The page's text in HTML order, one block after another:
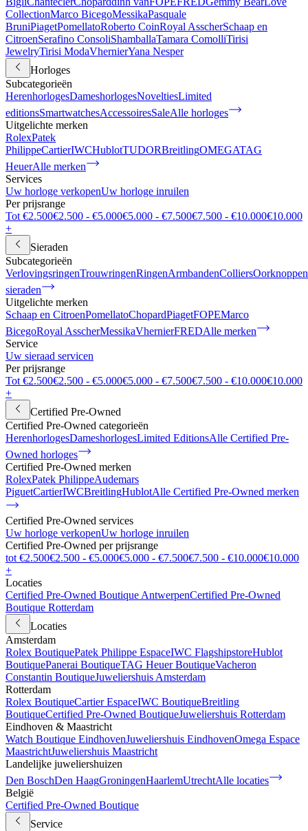
CollectionMarco BicegoMessikaPasquale
BruniPiagetPomellatoRoberto CoinRoyal AsscherSchaap en
CitroenSerafino ConsoliShamballaTamara ComolliTirisi
JewelryTirisi ModaVhernierYana Nesper
Horloges
Subcategorieën
HerenhorlogesDameshorlogesNoveltiesLimited
editionsSmartwatchesAccessoiresSaleAlle horloges
Uitgelichte merken
RolexPatek
PhilippeCartierIWCHublotTUDORBreitlingOMEGATAG
HeuerAlle merken
Services
Uw horloge verkopenUw horloge inruilen
Per prijsrange
Tot €2.500€2.500 - €5.000€5.000 - €7.500€7.500 - €10.000€10.000
+
Sieraden
Subcategorieën
VerlovingsringenTrouwringenRingenArmbandenColliersOorknoppen
sieraden
Uitgelichte merken
Schaap en CitroenPomellatoChopardPiagetFOPEMarco
BicegoRoyal AsscherMessikaVhernierFREDAlle merken
Service
Uw sieraad servicen
Per prijsrange
Tot €2.500€2.500 - €5.000€5.000 - €7.500€7.500 - €10.000€10.000
+
Certified Pre-Owned
Certified Pre-Owned categorieën
HerenhorlogesDameshorlogesLimited EditionsAlle Certified Pre-
Owned horloges
Certified Pre-Owned merken
RolexPatek PhilippeAudemars
PiguetCartierIWCBreitlingHublotAlle Certified Pre-Owned merken
Certified Pre-Owned services
Uw horloge verkopenUw horloge inruilen
Certified Pre-Owned per prijsrange
tot €2.500€2.500 - €5.000€5.000 - €7.500€7.500 - €10.000€10.000
+
Locaties
Certified Pre-Owned Boutique AntwerpenCertified Pre-Owned
Boutique Rotterdam
Locaties
Amsterdam
Rolex BoutiquePatek Philippe EspaceIWC FlagshipstoreHublot
BoutiquePanerai BoutiqueTAG Heuer BoutiqueVacheron
Constantin BoutiqueJuweliershuis Amsterdam
Rotterdam
Rolex BoutiqueCartier EspaceIWC BoutiqueBreitling
BoutiqueCertified Pre-Owned BoutiqueJuweliershuis Rotterdam
Eindhoven & Maastricht
Watch Boutique EindhovenJuweliershuis EindhovenOmega Espace
MaastrichtJuweliershuis Maastricht
Landelijke juweliershuizen
Den BoschDen HaagGroningenHaarlemUtrechtAlle locaties
België
Certified Pre-Owned Boutique
Service